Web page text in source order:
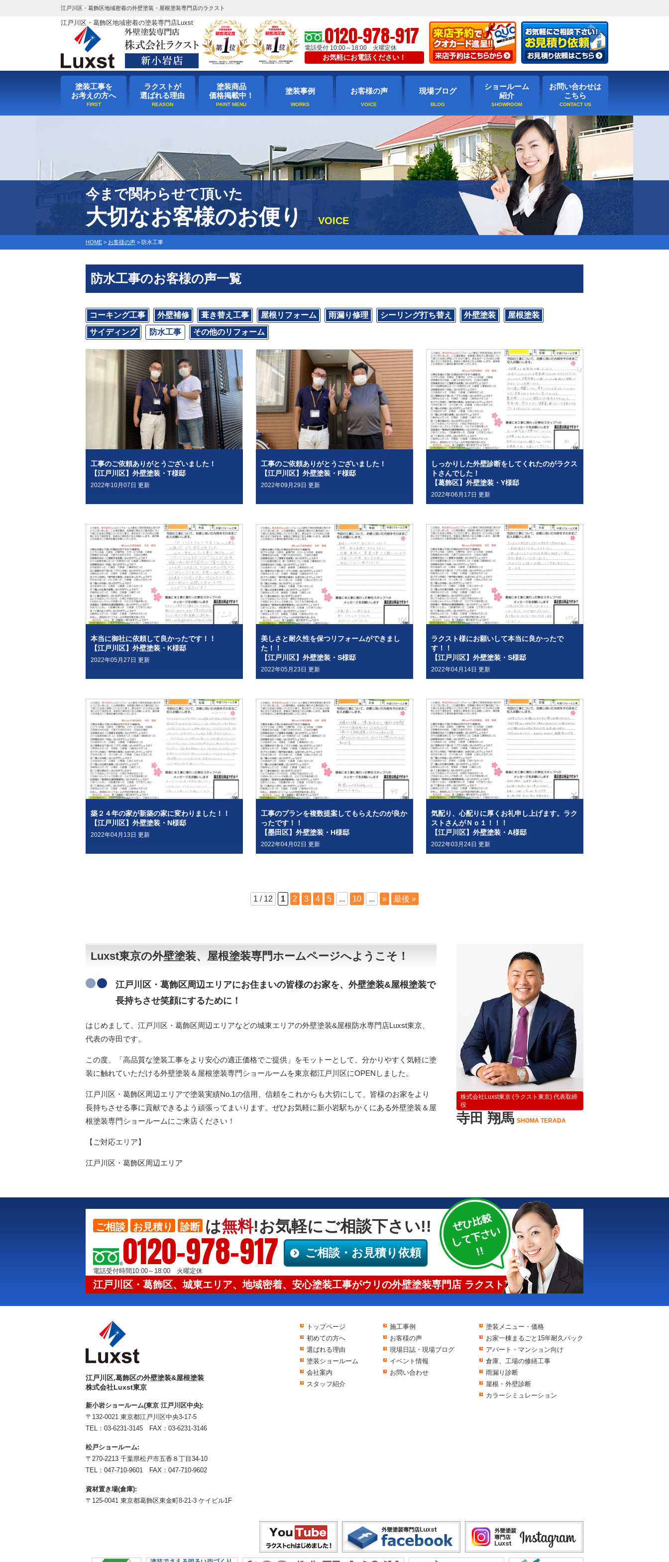
江戸川区・葛飾区地域密着の外壁塗装・屋根塗装専門店のラクスト
江戸川区・葛飾区地域密着の塗装専門店Luxst 0120-978-917
電話受付 10:00～18:00 火曜定休
お気軽にお電話ください！
塗装工事を
お考えの方へ
ラクストが
選ばれる理由
塗装商品
価格掲載中！
塗装事例 お客様の声 現場ブログ
ショールーム
紹介
お問い合わせは
こちら
今まで関わらせて頂いた
大切なお客様のお便り VOICE
HOME > お客様の声 > 防水工事
防水工事のお客様の声一覧
コーキング工事 外壁補修 葺き替え工事 屋根リフォーム 雨漏り修理 シーリング打ち替え 外壁塗装
屋根塗装
サイディング
防水工事 その他のリフォーム
工事のご依頼ありがとうございました！
【江戸川区】外壁塗装・T様邸
2022年10月07日 更新
工事のご依頼ありがとうございました！
【江戸川区】外壁塗装・F様邸
2022年09月29日 更新
しっかりした外壁診断をしてくれたのがラクス
トさんでした！
【葛飾区】外壁塗装・Y様邸
2022年06月17日 更新
本当に御社に依頼して良かったです！！
【江戸川区】外壁塗装・K様邸
2022年05月27日 更新
美しさと耐久性を保つリフォームができまし
た！！
【江戸川区】外壁塗装・S様邸
2022年05月23日 更新
ラクスト様にお願いして本当に良かったで
す！！
【江戸川区】外壁塗装・S様邸
2022年04月14日 更新
築２４年の家が新築の家に変わりました！！
【江戸川区】外壁塗装・N様邸
2022年04月13日 更新
工事のプランを複数提案してもらえたのが良か
ったです！！
【墨田区】外壁塗装・H様邸
2022年04月02日 更新
気配り、心配りに厚くお礼申し上げます。ラク
ストさんがＮｏ１！！！
【江戸川区】外壁塗装・A様邸
2022年03月24日 更新
1 / 12 1 2 3 4 5 ... 10 ... » 最後 »
Luxst東京の外壁塗装、屋根塗装専門ホームページへようこそ！
江戸川区・葛飾区周辺エリアにお住まいの皆様のお家を、外壁塗装&屋根塗装で
長持ちさせ笑顔にするために！
はじめまして。江戸川区・葛飾区周辺エリアなどの城東エリアの外壁塗装&屋根防水専門店Luxst東京、
代表の寺田です。
この度、「高品質な塗装工事をより安心の適正価格でご提供」をモットーとして、分かりやすく気軽に塗
装に触れていただける外壁塗装＆屋根塗装専門ショールームを東京都江戸川区にOPENしました。
江戸川区・葛飾区周辺エリアで塗装実績No.1の信用、信頼をこれからも大切にして、皆様のお家をより
長持ちさせる事に貢献できるよう頑張ってまいります。ぜひお気軽に新小岩駅ちかくにある外壁塗装＆屋
根塗装専門ショールームにご来店ください！
【ご対応エリア】
江戸川区・葛飾区周辺エリア
株式会社Luxst東京 (ラクスト東京) 代表取締
役
寺田 翔馬 SHOMA TERADA
ご相談 お見積り 診断 は無料!お気軽にご相談下さい!!
0120-978-917
電話受付時間10:00～18:00 火曜定休
ご相談・お見積り依頼
江戸川区・葛飾区、城東エリア、地域密着、安心塗装工事がウリの外壁塗装専門店 ラクスト東京
江戸川区,葛飾区の外壁塗装&屋根塗装
株式会社Luxst東京
新小岩ショールーム(東京 江戸川区中央):
〒132-0021 東京都江戸川区中央3-17-5
TEL： 03-6231-3145 FAX：03-6231-3146
松戸ショールーム:
〒270-2213 千葉県松戸市五香８丁目34-10
TEL： 047-710-9601 FAX：047-710-9602
資材置き場(倉庫):
〒125-0041 東京都葛飾区東金町8-21-3 ケイビル1F
トップページ
初めての方へ
選ばれる理由
塗装ショールーム
会社案内
スタッフ紹介
施工事例
お客様の声
現場日誌・現場ブログ
イベント情報
お問い合わせ
塗装メニュー・価格
お家一棟まるごと15年耐久パック
アパート・マンション向け
倉庫、工場の修繕工事
雨漏り診断
屋根・外壁診断
カラーシミュレーション